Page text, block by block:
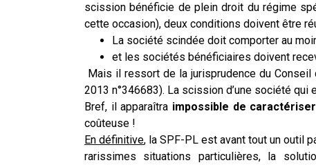
scission bénéficie de plein droit du régime
cette occasion), deux conditions doivent être
La société scindée doit comporter au
et les sociétés bénéficiaires doivent
Mais il ressort de la jurisprudence du Conseil
2013 n°346683). La scission d’une société qui
Bref, il apparaîtra impossible de
coûteuse !
En définitive, la SPF-PL est avant tout un outil
rarissimes situations particulières, la